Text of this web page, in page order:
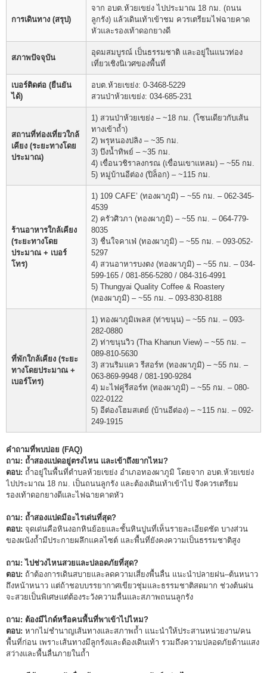
การเดินทาง (สรุป)
จาก อบต.ห้วยเขย่ง ไปประมาณ 18 กม. (ถนน
ลูกรัง) แล้วเดินเท้าเข้าชม ควรเตรียมไฟฉายคาด
หัวและรองเท้าดอกยางดี
สภาพปัจจุบัน
อุดมสมบูรณ์ เป็นธรรมชาติ และอยู่ในแนวท่อง
เที่ยวเชิงนิเวศของพื้นที่
เบอร์ติดต่อ (ยืนยัน
ได้)
อบต.ห้วยเขย่ง: 0-3468-5229
สวนป่าห้วยเขย่ง: 034-685-231
สถานที่ท่องเที่ยวใกล้
เคียง (ระยะทางโดย
ประมาณ)
1) สวนป่าห้วยเขย่ง – ~18 กม. (โซนเดียวกับเส้น
ทางเข้าถ้ำ)
2) พรุหนองปลิง – ~35 กม.
3) บึงน้ำทิพย์ – ~35 กม.
4) เขื่อนวชิราลงกรณ (เขื่อนเขาแหลม) – ~55 กม.
5) หมู่บ้านอีต่อง (ปิล็อก) – ~115 กม.
ร้านอาหารใกล้เคียง
(ระยะทางโดย
ประมาณ + เบอร์
โทร)
1) 109 CAFE’ (ทองผาภูมิ) – ~55 กม. – 062-345-
4539
2) ครัวศิวภา (ทองผาภูมิ) – ~55 กม. – 064-779-
8035
3) ชื่นใจคาเฟ่ (ทองผาภูมิ) – ~55 กม. – 093-052-
5297
4) สวนอาหารบงตง (ทองผาภูมิ) – ~55 กม. – 034-
599-165 / 081-856-5280 / 084-316-4991
5) Thungyai Quality Coffee & Roastery
(ทองผาภูมิ) – ~55 กม. – 093-830-8188
ที่พักใกล้เคียง (ระยะ
ทางโดยประมาณ +
เบอร์โทร)
1) ทองผาภูมิเพลส (ท่าขนุน) – ~55 กม. – 093-
282-0880
2) ท่าขนุนวิว (Tha Khanun View) – ~55 กม. –
089-810-5630
3) สวนริมแคว รีสอร์ท (ทองผาภูมิ) – ~55 กม. –
063-869-9948 / 081-190-9284
4) มะไฟคู่รีสอร์ท (ทองผาภูมิ) – ~55 กม. – 080-
022-0122
5) อีต่องโฮมสเตย์ (บ้านอีต่อง) – ~115 กม. – 092-
249-1915
คำถามที่พบบ่อย (FAQ)
ถาม: ถ้ำสองแปดอยู่ตรงไหน และเข้าถึงยากไหม?
ตอบ: ถ้ำอยู่ในพื้นที่ตำบลห้วยเขย่ง อำเภอทองผาภูมิ โดยจาก อบต.ห้วยเขย่ง
ไปประมาณ 18 กม. เป็นถนนลูกรัง และต้องเดินเท้าเข้าไป จึงควรเตรียม
รองเท้าดอกยางดีและไฟฉายคาดหัว
ถาม: ถ้ำสองแปดมีอะไรเด่นที่สุด?
ตอบ: จุดเด่นคือหินงอกหินย้อยและชั้นหินปูนที่เห็นรายละเอียดชัด บางส่วน
ของผนังถ้ำมีประกายผลึกแคลไซต์ และพื้นที่ยังคงความเป็นธรรมชาติสูง
ถาม: ไปช่วงไหนสวยและปลอดภัยที่สุด?
ตอบ: ถ้าต้องการเดินสบายและลดความเสี่ยงพื้นลื่น แนะนำปลายฝน–ต้นหนาว
ถึงหน้าหนาว แต่ถ้าชอบบรรยากาศเขียวชุ่มและธรรมชาติสดมาก ช่วงต้นฝน
จะสวยเป็นพิเศษแต่ต้องระวังความลื่นและสภาพถนนลูกรัง
ถาม: ต้องมีไกด์หรือคนพื้นที่พาเข้าไปไหม?
ตอบ: หากไม่ชำนาญเส้นทางและสภาพถ้ำ แนะนำให้ประสานหน่วยงาน/คน
พื้นที่ก่อน เพราะเส้นทางมีลูกรังและต้องเดินเท้า รวมถึงความปลอดภัยด้านแสง
สว่างและพื้นลื่นภายในถ้ำ